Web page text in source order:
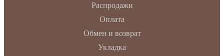
Распродажи
Оплата
Обмен и возврат
Укладка